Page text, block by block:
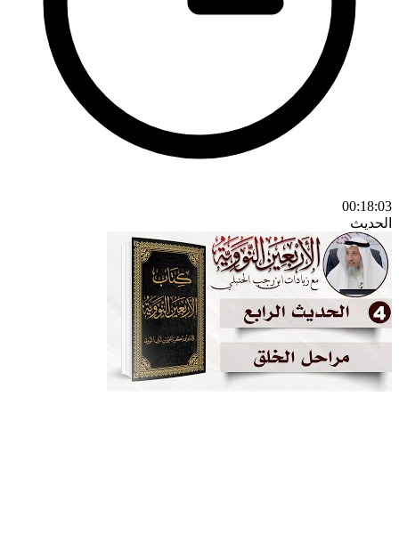
00:18:03
الحديث